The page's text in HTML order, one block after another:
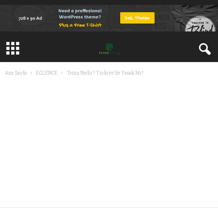
Ana Sayfa EĞLENCE Temu Nedir? Türkiye’de Yasak Mı?